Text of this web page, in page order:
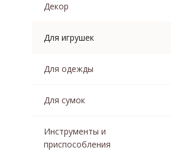
Декор
Для игрушек
Для одежды
Для сумок
Инструменты и
приспособления